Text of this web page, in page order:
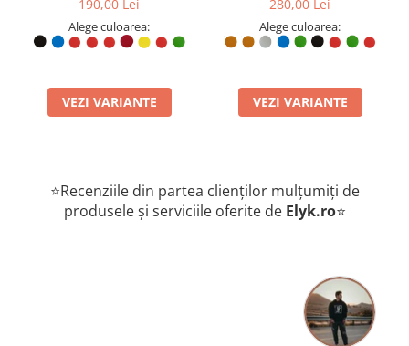
190,00 Lei
Alege culoarea:
VEZI VARIANTE
280,00 Lei
Alege culoarea:
VEZI VARIANTE
⭐Recenziile din partea clienților mulțumiți de
produsele și serviciile oferite de Elyk.ro⭐